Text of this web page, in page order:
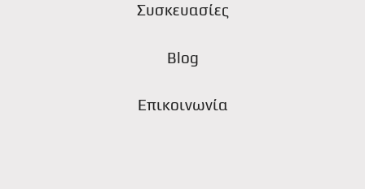
Συσκευασίες
Blog
Επικοινωνία